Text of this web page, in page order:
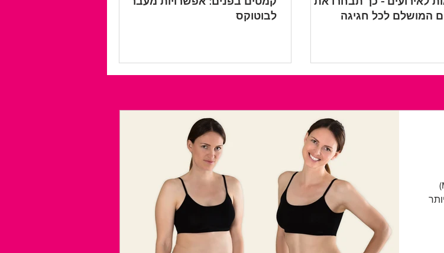
המושלם לכל חגיגה
לבוטוקס
הרעיון של ניתוח מאמי מייקאובר (Mommy Makeover)